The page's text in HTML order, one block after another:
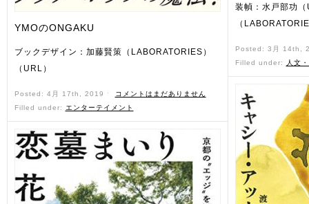
YMOのONGAKU
ブックデザイン：加藤賢策（LABORATORIES）
（URL）
Posted: 4月 17th, 2019 ˑ
コメントはまだありません
Filled under:
エンターテイメント
装幀：水戸部功
（
Posted: 3月 14th,
Filled under:
人文